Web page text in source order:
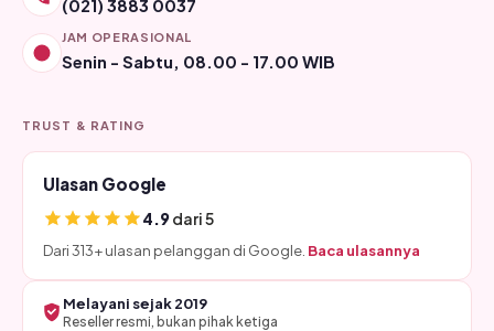
(021) 3883 0037
JAM OPERASIONAL
Senin - Sabtu, 08.00 - 17.00 WIB
TRUST & RATING
Ulasan Google
4.9dari 5
Dari 313+ ulasan pelanggan di Google. Baca ulasannya
Melayani sejak 2019
Reseller resmi, bukan pihak ketiga